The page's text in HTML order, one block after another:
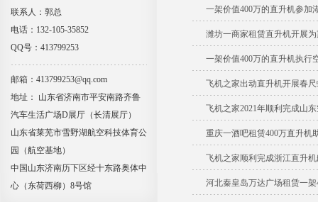
联系人：郭总
电话：132-105-35852
QQ号：413799253
邮箱：413799253@qq.com
地址： 山东省济南市平安南路齐鲁
汽车生活广场D展厅（长清展厅）
山东省莱芜市雪野湖航空科技体育公
园（航空基地）
中国山东济南历下区经十东路奥体中
心（东荷西柳）8号馆
一架价值400万的直升机参加
潍坊一商家租赁直升机开展
一架价值400万的直升机执行
飞机之家出动直升机开展春
飞机之家2021年顺利完成山
重庆一酒吧租赁400万直升机
飞机之家顺利完成浙江直升
河北秦皇岛万达广场租赁一